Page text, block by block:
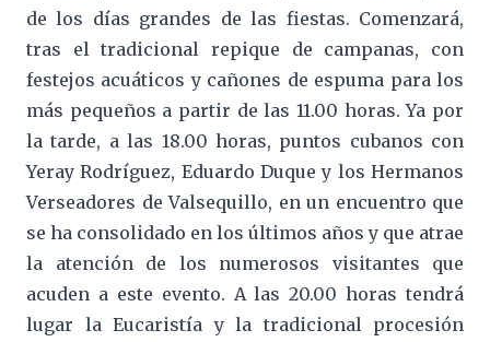
de los días grandes de las fiestas. Comenzará,
tras el tradicional repique de campanas, con
festejos acuáticos y cañones de espuma para los
más pequeños a partir de las 11.00 horas. Ya por
la tarde, a las 18.00 horas, puntos cubanos con
Yeray Rodríguez, Eduardo Duque y los Hermanos
Verseadores de Valsequillo, en un encuentro que
se ha consolidado en los últimos años y que atrae
la atención de los numerosos visitantes que
acuden a este evento. A las 20.00 horas tendrá
lugar la Eucaristía y la tradicional procesión